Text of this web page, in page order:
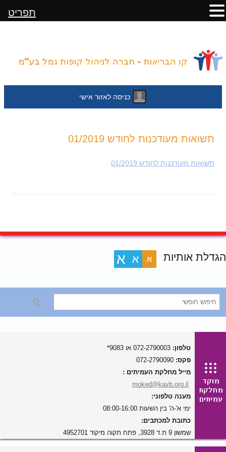
כניסה לאזור אישי
לתוכןתשואות מעודכנות לחודש 01/2019
תשואות מעודכנות לחודש 01/2019
הגדלת אותיות א א א
טלפון:
פקס:
מייל מחלקת העמיתים :
moked@kavb.org.il
מענה טלפוני:
ימי א'-ה' בין השעות 08:00-16:00
כתובת למכתבים:
שמשון 9 ת.ד 3928, פתח תקוה מיקוד 4952701
תפריט